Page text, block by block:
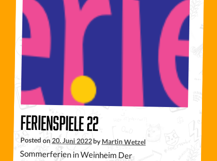
Ferienspiele 22
Posted on20. Juni 2022byMartin Wetzel
Sommerferien in Weinheim Der
Stadtjugendring Weinheim e.V. organisiert
auch im 51sten Jahr für Kinder in Weinheim die